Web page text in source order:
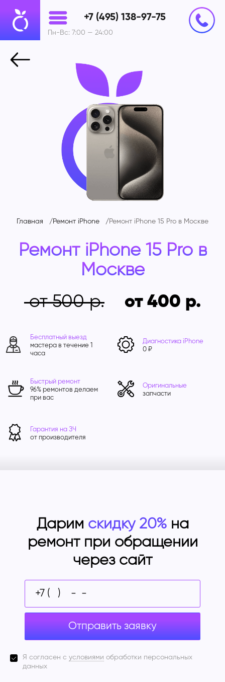
+7 (495) 138-97-75
Пн-Вс: 7:00 — 24:00
Главная Ремонт iPhone Ремонт iPhone 15 Pro в Москве
Ремонт iPhone 15 Pro в
Москве
от 500
от 400
Бесплатный выезд
мастера в течение 1
часа
Диагностика iPhone
0 ₽
Быстрый ремонт
96% ремонтов делаем
при вас
Оригинальные
запчасти
Гарантия на ЗЧ
от производителя
Дарим скидку 20%на
ремонт при обращении
через сайт
Отправить заявку
Я согласен с условиями обработки персональных
данных